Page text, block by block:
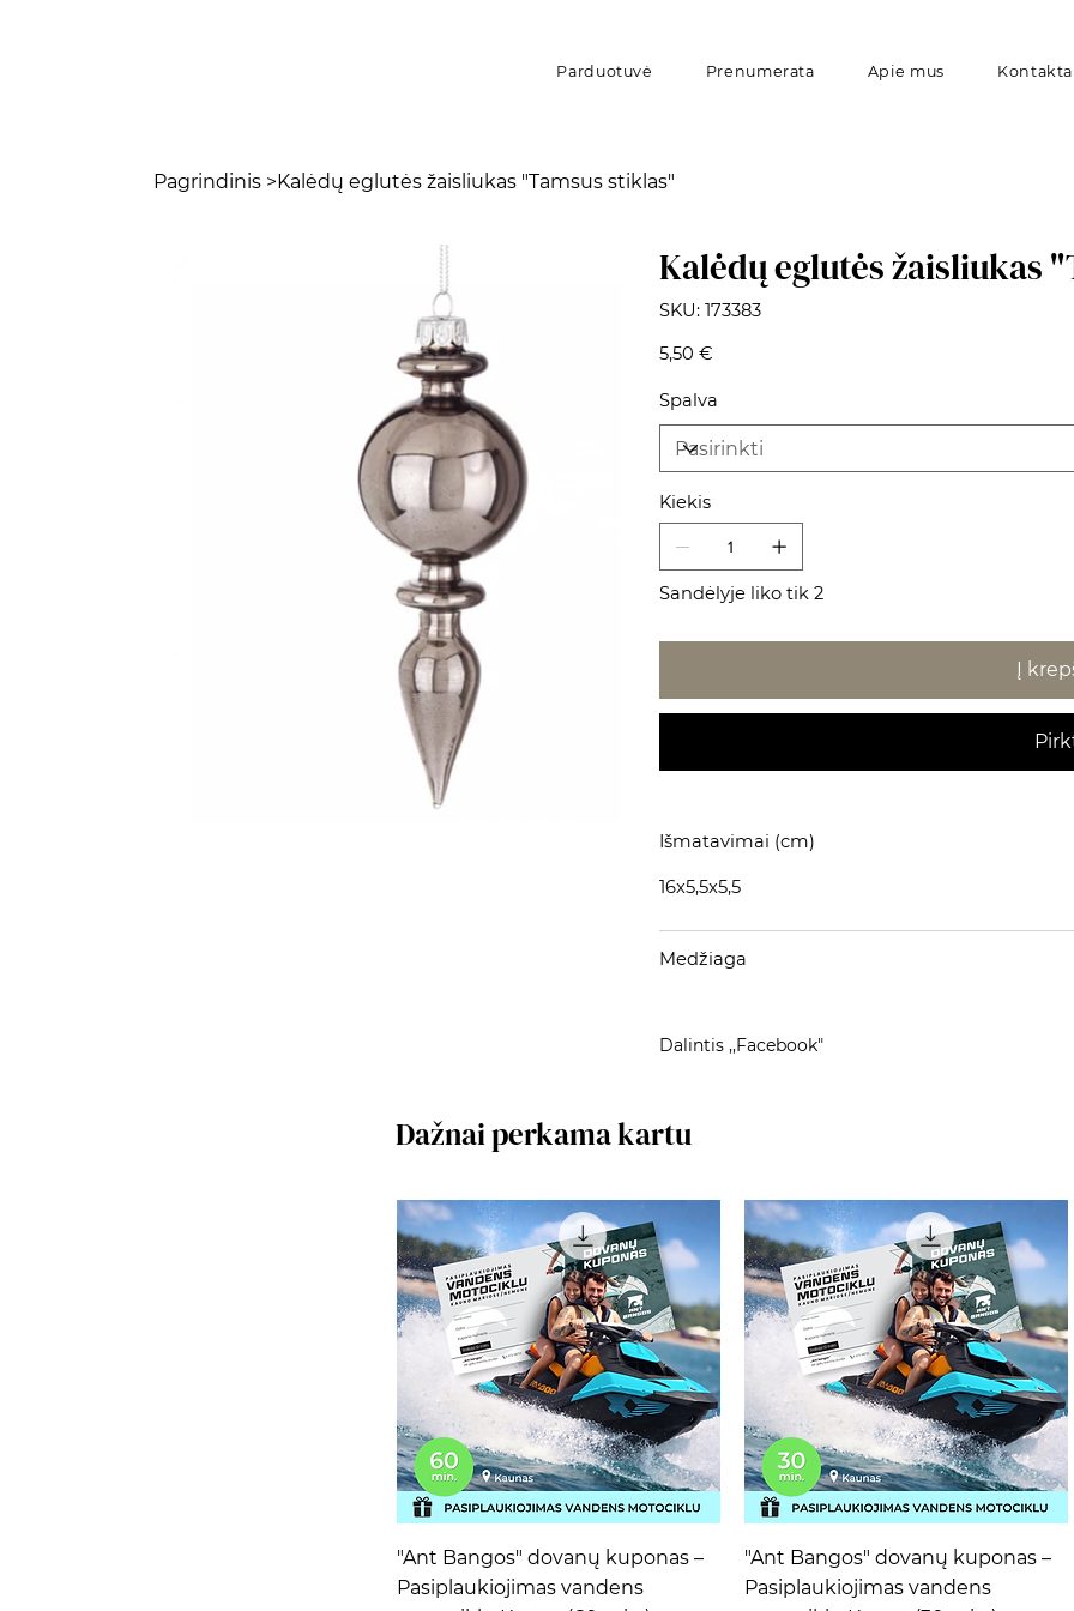
Parduotuvė Prenumerata Apie mus
Pagrindinis >Kalėdų eglutės žaisliukas "Tamsus stiklas"
Kalėdų eglutės žaisliukas
SKU: SKU
173383
173383
Kaina
5,50 €
Spalva
Kiekis
Sandėlyje liko tik 2
Į
Išmatavimai (cm)
16x5,5x5,5
Medžiaga
Dalintis ,,Facebook"
Dažnai perkama kartu
Greita peržiūra
"Ant Bangos" dovanų kuponas –
Pasiplaukiojimas vandens
Greita peržiūra
"Ant Bangos" dovanų kuponas –
Pasiplaukiojimas vandens